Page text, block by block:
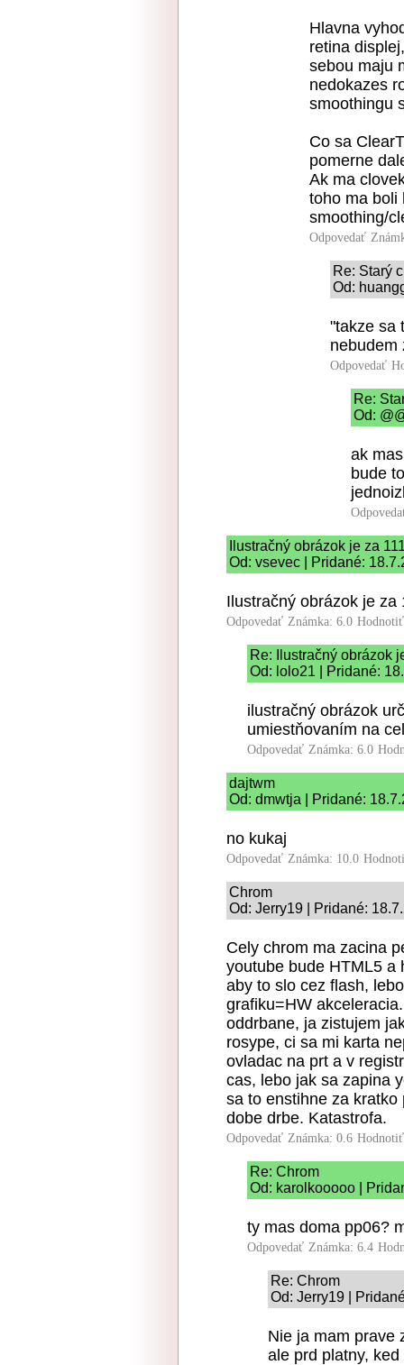
Hlavna
retina
sebou maju
nedokazes
smoothingu
Co sa
pomerne
Ak ma
toho ma boli
smoothing/
Odpovedať
Re: Starý
Od:
"takze sa
nebudem
Odpovedať
Re:
Od:
ak
bude
Ilustračný obrázok je za
Od: vsevec | Pridané:
Ilustračný obrázok je za
Odpovedať Známka: 6.0
Re: Ilustračný obrázok
Od: lolo21 | Pridané:
ilustračný obrázok
umiestňovaním na
Odpovedať Známka: 6.0
dajtwm
Od: dmwtja | Pridané:
no kukaj
Odpovedať Známka: 10.0
Chrom
Od: Jerry19 | Pridané:
Cely chrom ma zacina
youtube bude HTML5 a
aby to slo cez flash,
grafiku=HW
oddrbane, ja zistujem
rosype, ci sa mi karta
ovladac na prt a v
cas, lebo jak sa zapina
sa to enstihne za
dobe drbe. Katastrofa.
Odpovedať Známka: 0.6
Re: Chrom
Od: karolkooooo |
ty mas doma pp06?
Odpovedať Známka: 6.4
Re: Chrom
Od: Jerry19 |
Nie ja mam prave
ale prd platny,